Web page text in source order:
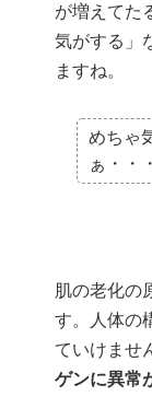
が増えてた
気がする」
ますね。
めちゃ
ぁ・・・
肌の老化の
す。人体の
ていけませ
ゲンに異常